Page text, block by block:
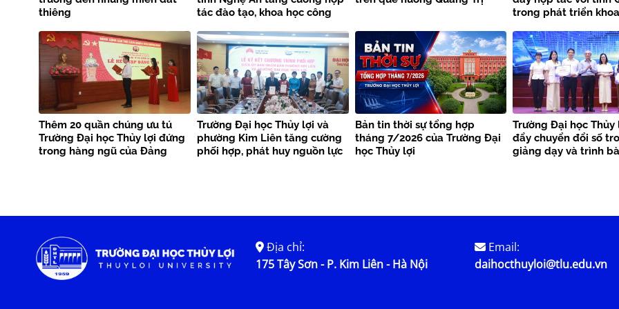
thiêng
tác đào tạo, khoa học công
tai
trong phát triển
Thêm 20 quần chúng ưu tú
Trường Đại học Thủy lợi đứng
trong hàng ngũ của Đảng
Trường Đại học Thủy lợi và
phường Kim Liên tăng cường
phối hợp, phát huy nguồn lực
Bản tin thời sự tổng hợp
tháng 7/2026 của Trường Đại
học Thủy lợi
Trường Đại học Thủy
đẩy chuyển đổi số
giảng dạy và trình
Địa chỉ:
175 Tây Sơn - P. Kim Liên - Hà Nội
Email:
daihocthuyloi@tlu.edu.vn